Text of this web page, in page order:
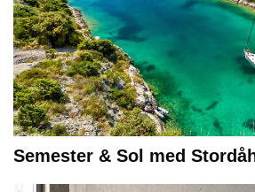
Semester & Sol med